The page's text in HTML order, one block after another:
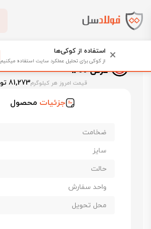
فولادسل
عرض 1200
قیمت امروز هر کیلوگرم81,273 تومان
جزئیات محصول
ضخامت
سایز
حالت
واحد سفارش
محل تحویل
× استفاده از کوکی‌ها
از کوکی برای تحلیل عملکرد سایت استفاده میکنیم